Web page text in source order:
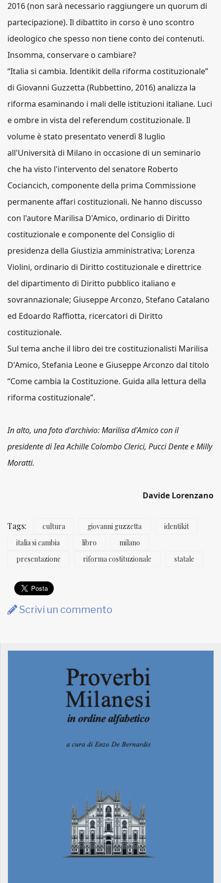
2016 (non sarà necessario raggiungere un quorum di
partecipazione). Il dibattito in corso è uno scontro
ideologico che spesso non tiene conto dei contenuti.
Insomma, conservare o cambiare?
“Italia si cambia. Identikit della riforma costituzionale”
di Giovanni Guzzetta (Rubbettino, 2016) analizza la
riforma esaminando i mali delle istituzioni italiane. Luci
e ombre in vista del referendum costituzionale. Il
volume è stato presentato venerdì 8 luglio
all'Università di Milano in occasione di un seminario
che ha visto l'intervento del senatore Roberto
Cociancich, componente della prima Commissione
permanente affari costituzionali. Ne hanno discusso
con l'autore Marilisa D'Amico, ordinario di Diritto
costituzionale e componente del Consiglio di
presidenza della Giustizia amministrativa; Lorenza
Violini, ordinario di Diritto costituzionale e direttrice
del dipartimento di Diritto pubblico italiano e
sovrannazionale; Giuseppe Arconzo, Stefano Catalano
ed Edoardo Raffiotta, ricercatori di Diritto
costituzionale.
Sul tema anche il libro dei tre costituzionalisti Marilisa
D'Amico, Stefania Leone e Giuseppe Arconzo dal titolo
“Come cambia la Costituzione. Guida alla lettura della
riforma costituzionale”.
In alto, una foto d'archivio: Marilisa d'Amico con il
presidente di Iea Achille Colombo Clerici, Pucci Dente e Milly
Moratti.
Davide Lorenzano
Tags: cultura giovanni guzzetta
identikit
italia si cambia
libro
milano
presentazione
riforma costituzionale statale
Scrivi un commento